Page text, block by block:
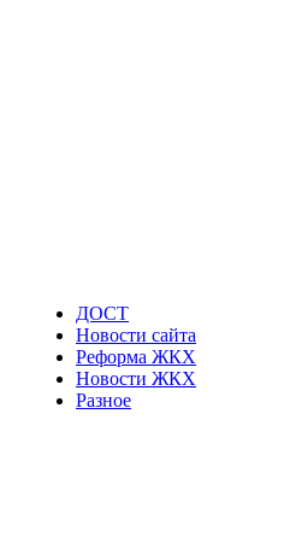
ДОСТ
Новости сайта
Реформа ЖКХ
Новости ЖКХ
Разное